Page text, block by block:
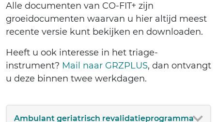
Alle documenten van CO-FIT+ zijn
groeidocumenten waarvan u hier altijd meest
recente versie kunt bekijken en downloaden.
Heeft u ook interesse in het triage-
instrument? Mail naar GRZPLUS, dan ontvangt
u deze binnen twee werkdagen.
Ambulant geriatrisch revalidatieprogramma